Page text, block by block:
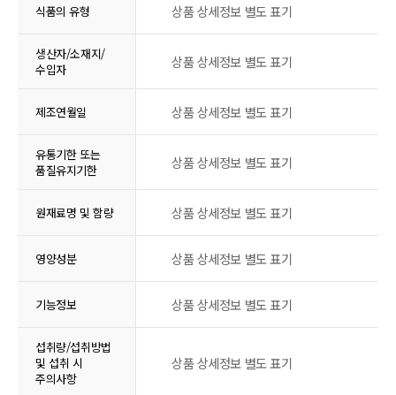
식품의 유형 상품 상세정보 별도 표기
생산자/소재지/
수입자
상품 상세정보 별도 표기
제조연월일 상품 상세정보 별도 표기
유통기한 또는
품질유지기한
상품 상세정보 별도 표기
원재료명 및 함량 상품 상세정보 별도 표기
영양성분 상품 상세정보 별도 표기
기능정보 상품 상세정보 별도 표기
섭취량/섭취방법
및 섭취 시
주의사항
상품 상세정보 별도 표기